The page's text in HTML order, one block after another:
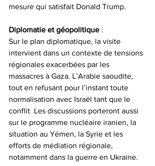
mesure qui satisfait Donald Trump.
Diplomatie et géopolitique :
Sur le plan diplomatique, la visite
intervient dans un contexte de tensions
régionales exacerbées par les
massacres à Gaza. L’Arabie saoudite,
tout en refusant pour l’instant toute
normalisation avec Israël tant que le
conflit  Les discussions porteront aussi
sur le programme nucléaire iranien, la
situation au Yémen, la Syrie et les
efforts de médiation régionale,
notamment dans la guerre en Ukraine.